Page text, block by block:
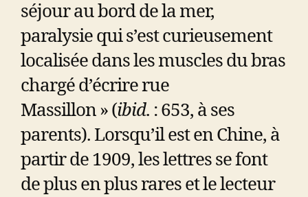
séjour au bord de la mer,
paralysie qui s’est curieusement
localisée dans les muscles du bras
chargé d’écrire rue
Massillon » (ibid. : 653, à ses
parents). Lorsqu’il est en Chine, à
partir de 1909, les lettres se font
de plus en plus rares et le lecteur